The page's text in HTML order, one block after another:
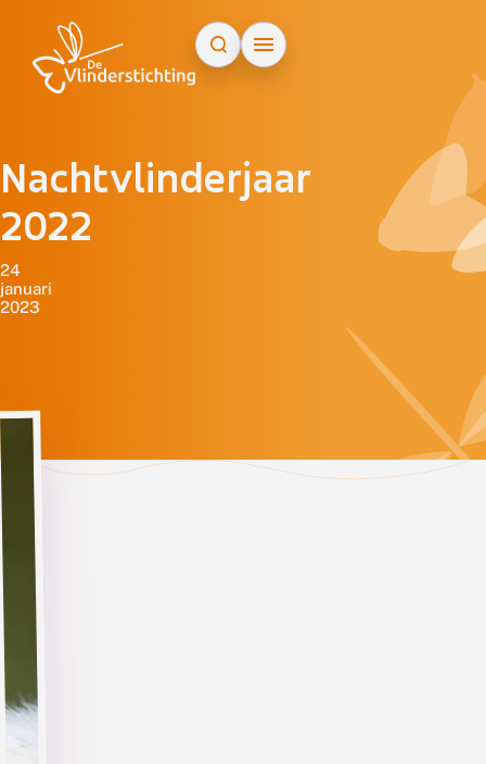
Nachtvlinderjaar
2022
24
januari
2023